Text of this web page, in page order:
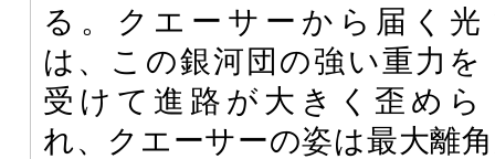
る。クエーサーから届く光
は、この銀河団の強い重力を
受けて進路が大きく歪めら
れ、クエーサーの姿は最大離